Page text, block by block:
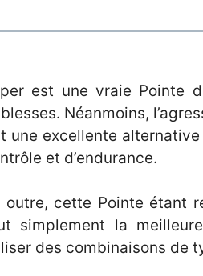
est une vraie Pointe
Néanmoins,
une excellente
et d’endurance.
outre, cette Pointe étant
simplement la
des combinaisons de